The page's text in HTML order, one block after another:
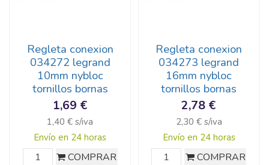
Regleta conexion
034272 legrand
10mm nybloc
tornillos bornas
1,69 €
1,40 € s/iva
Envío en 24 horas
COMPRAR
Regleta conexion
034273 legrand
16mm nybloc
tornillos bornas
2,78 €
2,30 € s/iva
Envío en 24 horas
COMPRAR